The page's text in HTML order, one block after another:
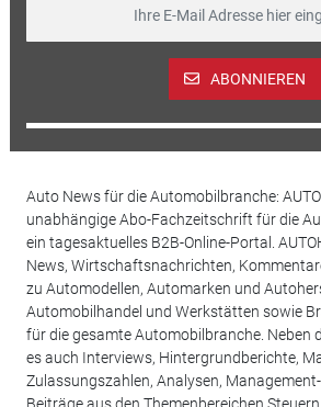
ABONNIEREN
Auto News für die Automobilbranche:
unabhängige Abo-Fachzeitschrift für die
ein tagesaktuelles B2B-Online-Portal.
News, Wirtschaftsnachrichten,
zu Automodellen, Automarken und
Automobilhandel und Werkstätten sowie
für die gesamte Automobilbranche. Neben
es auch Interviews, Hintergrundberichte,
Zulassungszahlen, Analysen,